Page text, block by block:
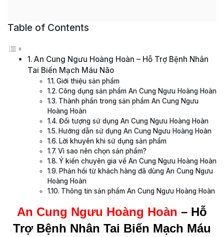
Table of Contents
An Cung Ngưu Hoàng Hoàn – Hỗ Trợ Bệnh Nhân
Tai Biến Mạch Máu Não
Giới thiệu sản phẩm
Công dụng sản phẩm An Cung Ngưu Hoàng Hoàn
Thành phần trong sản phẩm An Cung Ngưu
Hoàng Hoàn
Đối tượng sử dụng An Cung Ngưu Hoàng Hoàn
Hướng dẫn sử dụng An Cung Ngưu Hoàng Hoàn
Lời khuyên khi sử dụng sản phẩm
Vì sao nên chọn sản phẩm?
Ý kiến chuyên gia về An Cung Ngưu Hoàng Hoàn
Phản hồi từ khách hàng đã dùng An Cung Ngưu
Hoàng Hoàn
Thông tin sản phẩm An Cung Ngưu Hoàng Hoàn
An Cung Ngưu Hoàng Hoàn – Hỗ
Trợ Bệnh Nhân Tai Biến Mạch Máu